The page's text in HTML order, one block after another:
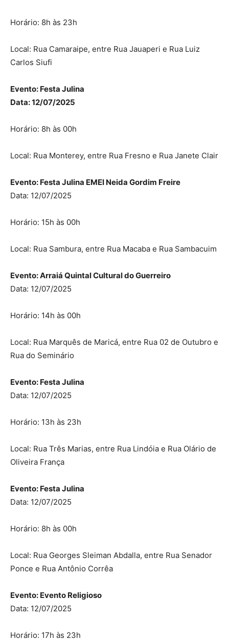
Horário: 8h às 23h
Local: Rua Camaraipe, entre Rua Jauaperi e Rua Luiz
Carlos Siufi
Evento: Festa Julina
Data: 12/07/2025
Horário: 8h às 00h
Local: Rua Monterey, entre Rua Fresno e Rua Janete Clair
Evento: Festa Julina EMEI Neida Gordim Freire
Data: 12/07/2025
Horário: 15h às 00h
Local: Rua Sambura, entre Rua Macaba e Rua Sambacuim
Evento: Arraiá Quintal Cultural do Guerreiro
Data: 12/07/2025
Horário: 14h às 00h
Local: Rua Marquês de Maricá, entre Rua 02 de Outubro e
Rua do Seminário
Evento: Festa Julina
Data: 12/07/2025
Horário: 13h às 23h
Local: Rua Três Marias, entre Rua Lindóia e Rua Olário de
Oliveira França
Evento: Festa Julina
Data: 12/07/2025
Horário: 8h às 00h
Local: Rua Georges Sleiman Abdalla, entre Rua Senador
Ponce e Rua Antônio Corrêa
Evento: Evento Religioso
Data: 12/07/2025
Horário: 17h às 23h